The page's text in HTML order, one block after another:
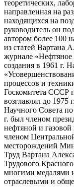
теоретических,
направленная на
находящихся на
руководитель он
автором более 100
из статей Вартана
журнале
создания в 1961 г.
процессов и
Госкомитета СССР
возглавлял до 1975
Научного Совета
г. был членом
нефтяной и
членом
месторождений
Труд Вартана
Трудового
многими медалями
отраслевыми и